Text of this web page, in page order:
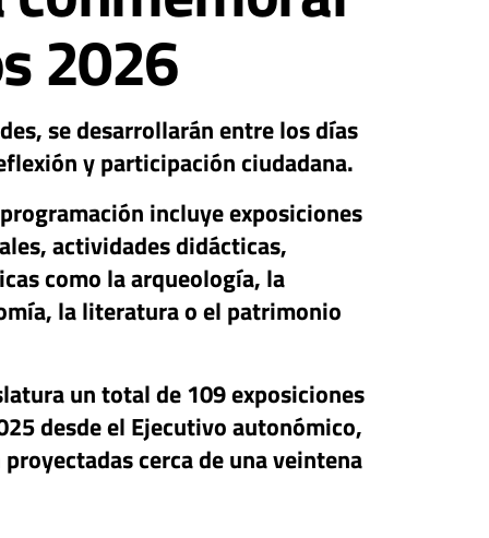
2026
se desarrollarán entre los días
y participación ciudadana.
incluye exposiciones
actividades didácticas,
como la arqueología, la
la literatura o el patrimonio
un total de 109 exposiciones
desde el Ejecutivo autonómico,
cerca de una veintena